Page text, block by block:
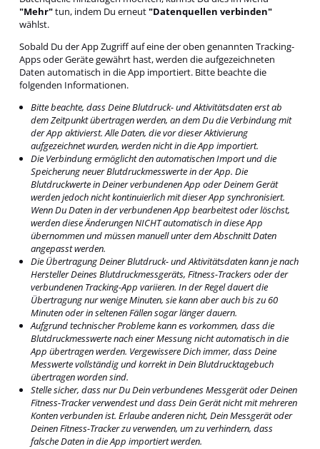
"Mehr"tun, indem Du erneut"Datenquellen verbinden"
wählst.
Sobald Du der App Zugriff auf eine der oben genannten Tracking-
Apps oder Geräte gewährt hast, werden die aufgezeichneten
Daten automatisch in die App importiert. Bitte beachte die
folgenden Informationen.
Bitte beachte, dass Deine Blutdruck- und Aktivitätsdaten erst ab
dem Zeitpunkt übertragen werden, an dem Du die Verbindung mit
der App aktivierst. Alle Daten, die vor dieser Aktivierung
aufgezeichnet wurden, werden nicht in die App importiert.
Die Verbindung ermöglicht den automatischen Import und die
Speicherung neuer Blutdruckmesswerte in der App. Die
Blutdruckwerte in Deiner verbundenen App oder Deinem Gerät
werden jedoch nicht kontinuierlich mit dieser App synchronisiert.
Wenn Du Daten in der verbundenen App bearbeitest oder löschst,
werden diese Änderungen NICHT automatisch in diese App
übernommen und müssen manuell unter dem Abschnitt Daten
angepasst werden.
Die Übertragung Deiner Blutdruck- und Aktivitätsdaten kann je nach
Hersteller Deines Blutdruckmessgeräts, Fitness-Trackers oder der
verbundenen Tracking-App variieren. In der Regel dauert die
Übertragung nur wenige Minuten, sie kann aber auch bis zu 60
Minuten oder in seltenen Fällen sogar länger dauern.
Aufgrund technischer Probleme kann es vorkommen, dass die
Blutdruckmesswerte nach einer Messung nicht automatisch in die
App übertragen werden. Vergewissere Dich immer, dass Deine
Messwerte vollständig und korrekt in Dein Blutdrucktagebuch
übertragen worden sind.
Stelle sicher, dass nur Du Dein verbundenes Messgerät oder Deinen
Fitness-Tracker verwendest und dass Dein Gerät nicht mit mehreren
Konten verbunden ist. Erlaube anderen nicht, Dein Messgerät oder
Deinen Fitness-Tracker zu verwenden, um zu verhindern, dass
falsche Daten in die App importiert werden.